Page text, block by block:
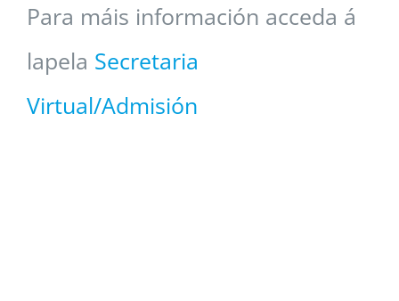
Para máis información acceda á
lapela Secretaria
Virtual/Admisión